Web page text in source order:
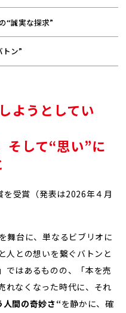
“誠実な探求”
ン”
ようとしてい
そして“思い”に
受賞（発表は2026年４月
舞台に、単なるビブリオに
人との想いを繋ぐバトンと
ではあるものの、「本を売
れなくなった時代に、それ
間の奇妙さ“を静かに、確